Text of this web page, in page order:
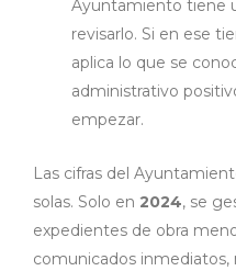
Ayuntamiento tiene
revisarlo. Si en ese
aplica lo que se
administrativo
empezar.
Las cifras del
solas. Solo en 2024, se
expedientes de obra
comunicados inmediatos,